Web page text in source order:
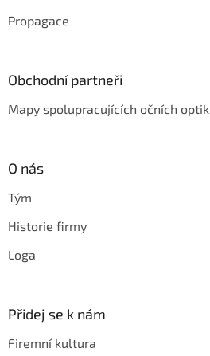
Propagace
Obchodní partneři
Mapy spolupracujících očních optik
O nás
Tým
Historie firmy
Loga
Přidej se k nám
Firemní kultura